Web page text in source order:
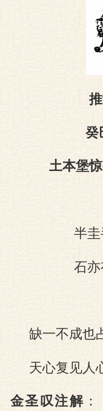
癸
土本堡
半圭
石亦
缺一不成也
天心复见人
金圣叹注解